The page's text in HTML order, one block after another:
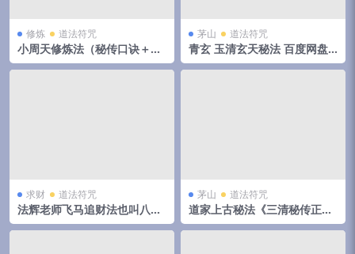
修炼 道法符咒
小周天修炼法（秘传口诀＋亲
身体会＋详细法程）
茅山 道法符咒
青玄 玉清玄天秘法 百度网盘
下载
求财 道法符咒
法辉老师飞马追财法也叫八马
追财法 纸马火供法 录音+资料
pdf 百度云下载！
茅山 道法符咒
道家上古秘法《三清秘传正
法》 夸克网盘下载